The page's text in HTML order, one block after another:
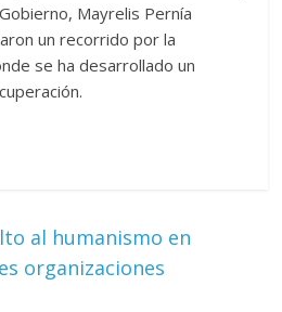
Mayrelis Pernía
un recorrido por la
se ha desarrollado un
al humanismo en
organizaciones